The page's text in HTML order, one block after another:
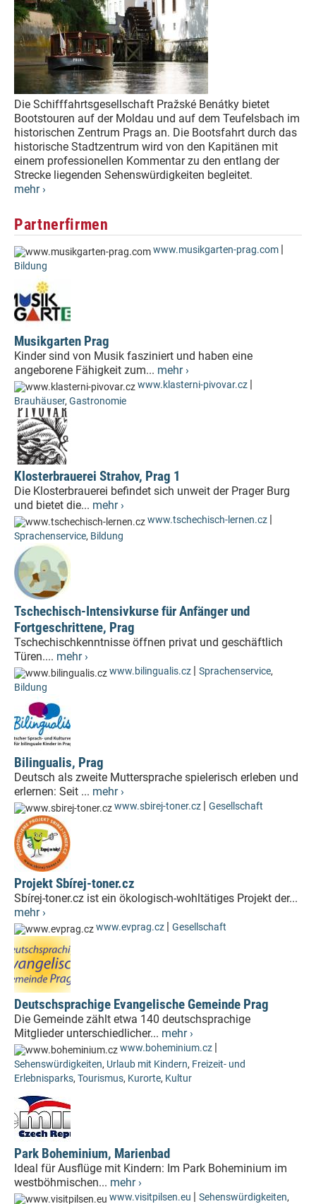
Die Schifffahrtsgesellschaft Pražské Benátky bietet
Bootstouren auf der Moldau und auf dem Teufelsbach im
historischen Zentrum Prags an. Die Bootsfahrt durch das
historische Stadtzentrum wird von den Kapitänen mit
einem professionellen Kommentar zu den entlang der
Strecke liegenden Sehenswürdigkeiten begleitet.
mehr ›
Partnerfirmen
www.musikgarten-prag.com |
Bildung
Musikgarten Prag
Kinder sind von Musik fasziniert und haben eine
angeborene Fähigkeit zum... mehr ›
www.klasterni-pivovar.cz |
Brauhäuser, Gastronomie
Klosterbrauerei Strahov, Prag 1
Die Klosterbrauerei befindet sich unweit der Prager Burg
und bietet die... mehr ›
www.tschechisch-lernen.cz |
Sprachenservice, Bildung
Tschechisch-Intensivkurse für Anfänger und
Fortgeschrittene, Prag
Tschechischkenntnisse öffnen privat und geschäftlich
Türen.... mehr ›
www.bilingualis.cz | Sprachenservice,
Bildung
Bilingualis, Prag
Deutsch als zweite Muttersprache spielerisch erleben und
erlernen: Seit ... mehr ›
www.sbirej-toner.cz | Gesellschaft
Projekt Sbírej-toner.cz
Sbírej-toner.cz ist ein ökologisch-wohltätiges Projekt der...
mehr ›
www.evprag.cz | Gesellschaft
Deutschsprachige Evangelische Gemeinde Prag
Die Gemeinde zählt etwa 140 deutschsprachige
Mitglieder unterschiedlicher... mehr ›
www.boheminium.cz |
Sehenswürdigkeiten, Urlaub mit Kindern, Freizeit- und
Erlebnisparks, Tourismus, Kurorte, Kultur
Park Boheminium, Marienbad
Ideal für Ausflüge mit Kindern: Im Park Boheminium im
westböhmischen... mehr ›
www.visitpilsen.eu | Sehenswürdigkeiten,